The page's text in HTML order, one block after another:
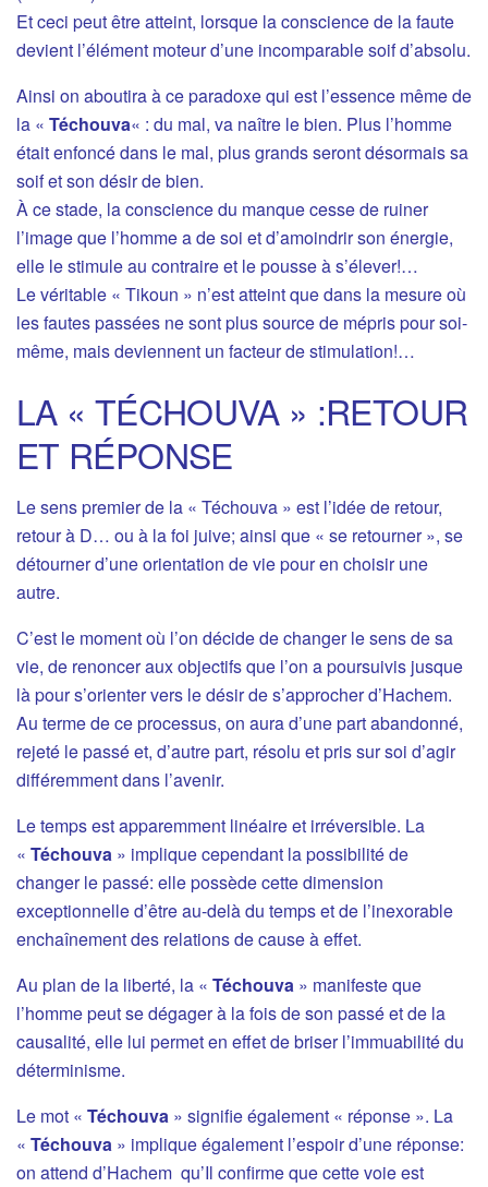
Et ceci peut être atteint, lorsque la conscience de la faute
devient l’élément moteur d’une incomparable soif d’absolu.
Ainsi on aboutira à ce paradoxe qui est l’essence même de
la « Téchouva« : du mal, va naître le bien. Plus l’homme
était enfoncé dans le mal, plus grands seront désormais sa
soif et son désir de bien.
À ce stade, la conscience du manque cesse de ruiner
l’image que l’homme a de soi et d’amoindrir son énergie,
elle le stimule au contraire et le pousse à s’élever!…
Le véritable « Tikoun » n’est atteint que dans la mesure où
les fautes passées ne sont plus source de mépris pour soi-
même, mais deviennent un facteur de stimulation!…
LA « TÉCHOUVA » :RETOUR
ET RÉPONSE
Le sens premier de la « Téchouva » est l’idée de retour,
retour à D… ou à la foi juive; ainsi que « se retourner », se
détourner d’une orientation de vie pour en choisir une
autre.
C’est le moment où l’on décide de changer le sens de sa
vie, de renoncer aux objectifs que l’on a poursuivis jusque
là pour s’orienter vers le désir de s’approcher d’Hachem.
Au terme de ce processus, on aura d’une part abandonné,
rejeté le passé et, d’autre part, résolu et pris sur soi d’agir
différemment dans l’avenir.
Le temps est apparemment linéaire et irréversible. La
« Téchouva » implique cependant la possibilité de
changer le passé: elle possède cette dimension
exceptionnelle d’être au-delà du temps et de l’inexorable
enchaînement des relations de cause à effet.
Au plan de la liberté, la « Téchouva » manifeste que
l’homme peut se dégager à la fois de son passé et de la
causalité, elle lui permet en effet de briser l’immuabilité du
déterminisme.
Le mot « Téchouva » signifie également « réponse ». La
« Téchouva » implique également l’espoir d’une réponse:
on attend d’Hachem qu’Il confirme que cette voie est